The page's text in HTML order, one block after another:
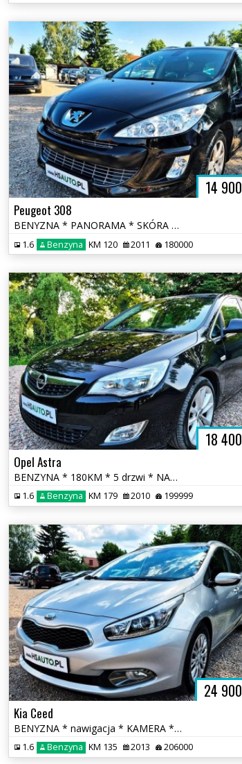
14 900
Peugeot 308
BENYZNA * PANORAMA * SKÓRA * nawigacja * niski przebieg * OKAZJA
1.6 Benzyna KM 120 2011 180000
18 400
Opel Astra
BENZYNA * 180KM * 5 drzwi * NAWIGACJA * super * oakzja * polecamy
1.6 Benzyna KM 179 2010 199999
24 900
Kia Ceed
BENYZNA * nawigacja * KAMERA * serwis ASO * super * OKAZJA
1.6 Benzyna KM 135 2013 206000